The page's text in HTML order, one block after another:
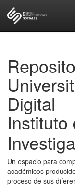
Digital
Instituto
Un espacio para
académicos
proceso de sus